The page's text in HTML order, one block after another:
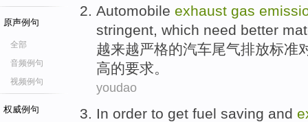
原声例句
全部
音频例句
视频例句
权威例句
Automobile exhaust gas
stringent, which need better
越来越严格的汽车尾气排放标准
高的要求。
youdao
In order to get fuel saving and